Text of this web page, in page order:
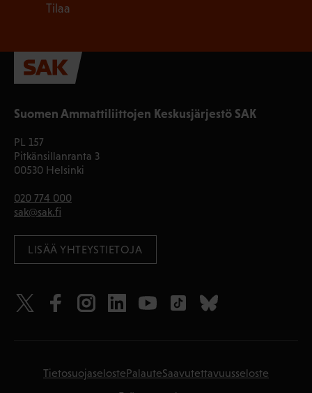
Suomen Ammattiliittojen Keskusjärjestö SAK
PL 157
Pitkänsillanranta 3
00530 Helsinki
020 774 000
sak@sak.fi
LISÄÄ YHTEYSTIETOJA
Tilaa
TietosuojaselostePalauteSaavutettavuusseloste